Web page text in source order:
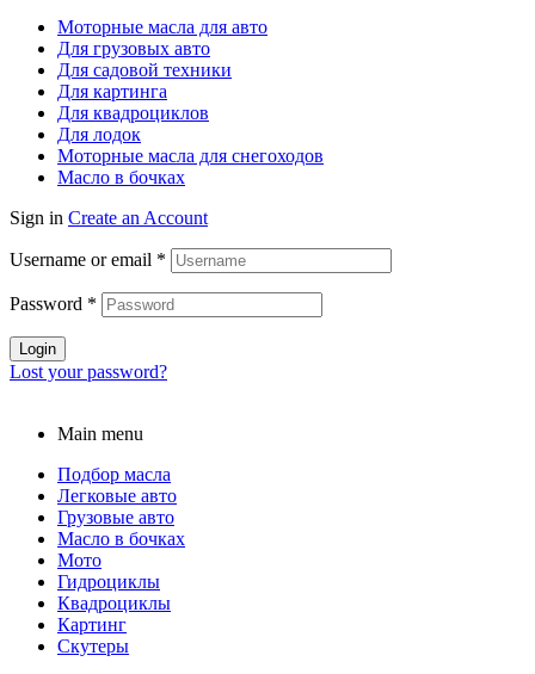
Моторные масла для авто
Для грузовых авто
Для садовой техники
Для картинга
Для квадроциклов
Для лодок
Моторные масла для снегоходов
Масло в бочках
Sign in Create an Account
Username or email *
Password *
Login
Lost your password?
Main menu
Подбор масла
Легковые авто
Грузовые авто
Масло в бочках
Мото
Гидроциклы
Квадроциклы
Картинг
Скутеры